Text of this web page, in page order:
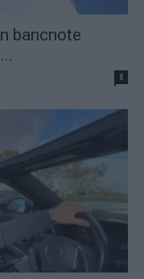
bancnote
8